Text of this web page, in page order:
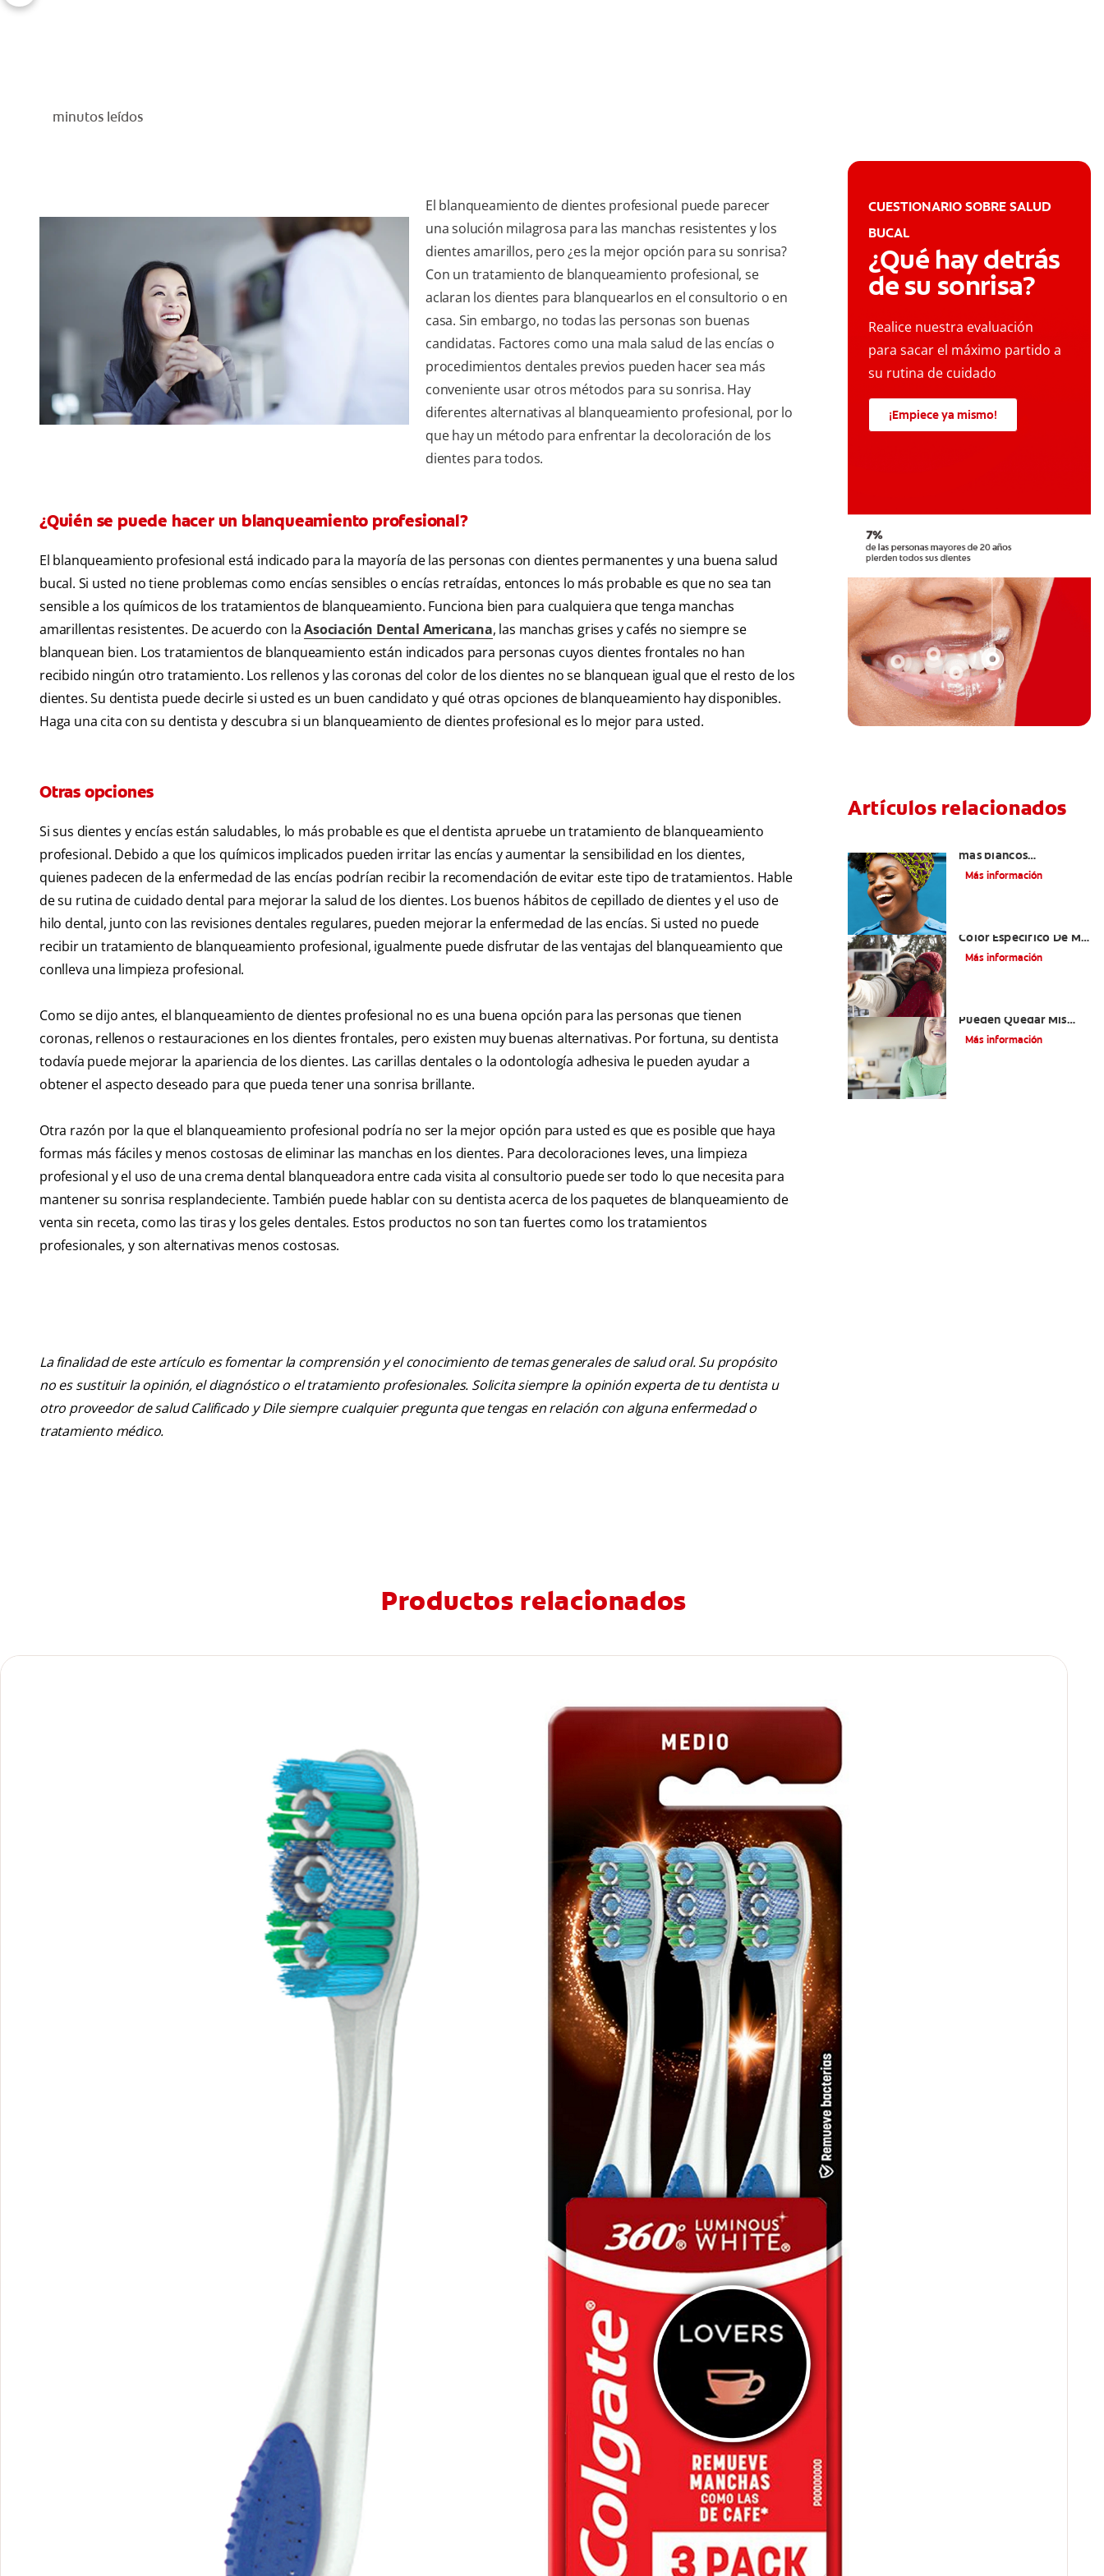
minutos leídos
El blanqueamiento de dientes profesional puede parecer
una solución milagrosa para las manchas resistentes y los
dientes amarillos, pero ¿es la mejor opción para su sonrisa?
Con un tratamiento de blanqueamiento profesional, se
aclaran los dientes para blanquearlos en el consultorio o en
casa. Sin embargo, no todas las personas son buenas
candidatas. Factores como una mala salud de las encías o
procedimientos dentales previos pueden hacer sea más
conveniente usar otros métodos para su sonrisa. Hay
diferentes alternativas al blanqueamiento profesional, por lo
que hay un método para enfrentar la decoloración de los
dientes para todos.
¿Quién se puede hacer un blanqueamiento profesional?
El blanqueamiento profesional está indicado para la mayoría de las personas con dientes permanentes y una buena salud
bucal. Si usted no tiene problemas como encías sensibles o encías retraídas, entonces lo más probable es que no sea tan
sensible a los químicos de los tratamientos de blanqueamiento. Funciona bien para cualquiera que tenga manchas
amarillentas resistentes. De acuerdo con laAsociación Dental Americana, las manchas grises y cafés no siempre se
blanquean bien. Los tratamientos de blanqueamiento están indicados para personas cuyos dientes frontales no han
recibido ningún otro tratamiento. Los rellenos y las coronas del color de los dientes no se blanquean igual que el resto de los
dientes. Su dentista puede decirle si usted es un buen candidato y qué otras opciones de blanqueamiento hay disponibles.
Haga una cita con su dentista y descubra si un blanqueamiento de dientes profesional es lo mejor para usted.
Otras opciones
Si sus dientes y encías están saludables, lo más probable es que el dentista apruebe un tratamiento de blanqueamiento
profesional. Debido a que los químicos implicados pueden irritar las encías y aumentar la sensibilidad en los dientes,
quienes padecen de la enfermedad de las encías podrían recibir la recomendación de evitar este tipo de tratamientos. Hable
de su rutina de cuidado dental para mejorar la salud de los dientes. Los buenos hábitos de cepillado de dientes y el uso de
hilo dental, junto con las revisiones dentales regulares, pueden mejorar la enfermedad de las encías. Si usted no puede
recibir un tratamiento de blanqueamiento profesional, igualmente puede disfrutar de las ventajas del blanqueamiento que
conlleva una limpieza profesional.
Como se dijo antes, el blanqueamiento de dientes profesional no es una buena opción para las personas que tienen
coronas, rellenos o restauraciones en los dientes frontales, pero existen muy buenas alternativas. Por fortuna, su dentista
todavía puede mejorar la apariencia de los dientes. Las carillas dentales o la odontología adhesiva le pueden ayudar a
obtener el aspecto deseado para que pueda tener una sonrisa brillante.
Otra razón por la que el blanqueamiento profesional podría no ser la mejor opción para usted es que es posible que haya
formas más fáciles y menos costosas de eliminar las manchas en los dientes. Para decoloraciones leves, una limpieza
profesional y el uso de una crema dental blanqueadora entre cada visita al consultorio puede ser todo lo que necesita para
mantener su sonrisa resplandeciente. También puede hablar con su dentista acerca de los paquetes de blanqueamiento de
venta sin receta, como las tiras y los geles dentales. Estos productos no son tan fuertes como los tratamientos
profesionales, y son alternativas menos costosas.
La finalidad de este artículo es fomentar la comprensión y el conocimiento de temas generales de salud oral. Su propósito
no es sustituir la opinión, el diagnóstico o el tratamiento profesionales. Solicita siempre la opinión experta de tu dentista u
otro proveedor de salud Calificado y Dile siempre cualquier pregunta que tengas en relación con alguna enfermedad o
tratamiento médico.
CUESTIONARIO SOBRE SALUD
BUCAL
¿Qué hay detrás
de su sonrisa?
Realice nuestra evaluación
para sacar el máximo partido a
su rutina de cuidado
¡Empiece ya mismo!
Artículos relacionados
más blancos
consumiendo los
Más información
Color Específico De Mis
Dientes?
Más información
Pueden Quedar Mis
Dientes?
Más información
Productos relacionados